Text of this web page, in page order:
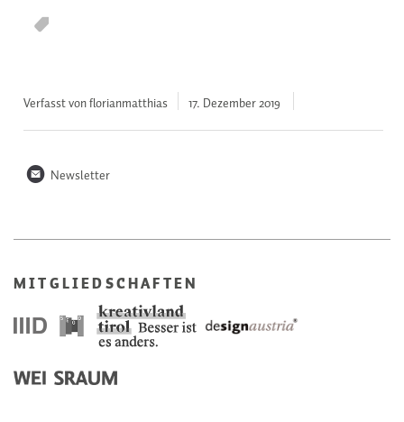
T
Verfasst von florianmatthias 17. Dezember2019
n Newsletter
MITGLIEDSCHAFTEN